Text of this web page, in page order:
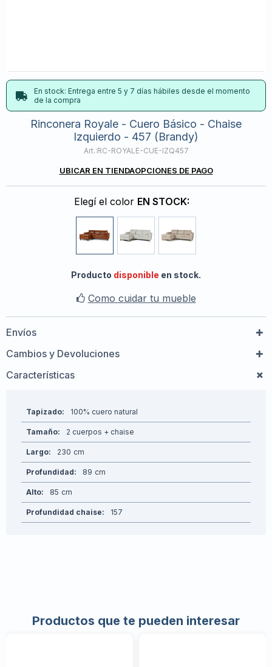
En stock: Entrega entre 5 y 7 días hábiles desde el momento
de la compra
Rinconera Royale - Cuero Básico - Chaise
Izquierdo - 457 (Brandy)
RC-ROYALE-CUE-IZQ457
UBICAR EN TIENDAOPCIONES DE PAGO
Elegí el color EN STOCK:
Producto disponible en stock.
Como cuidar tu mueble
Envíos
Cambios y Devoluciones
Características
Tapizado 100% cuero natural
Tamaño 2 cuerpos + chaise
Largo 230
Profundidad 89
Alto 85
Profundidad chaise 157
Productos que te pueden interesar